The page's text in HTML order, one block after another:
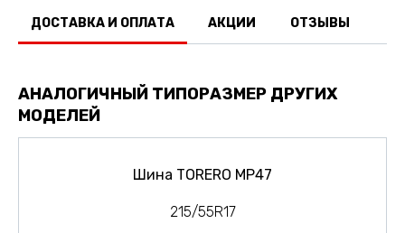
ДОСТАВКА И ОПЛАТА АКЦИИ ОТЗЫВЫ
АНАЛОГИЧНЫЙ ТИПОРАЗМЕР ДРУГИХ
МОДЕЛЕЙ
Шина TORERO MP47
215/55R17